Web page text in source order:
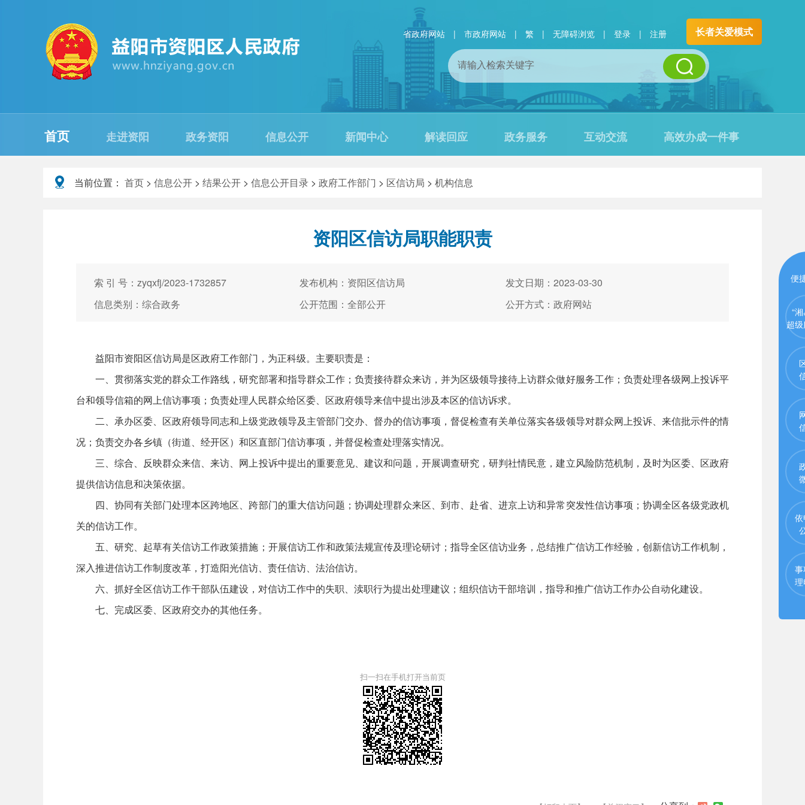
省政府网站 | 市政府网站 | 繁 | 无障碍浏览 | 登录 | 注册 长者关爱模式
首页 走进资阳 政务资阳 信息公开 新闻中心 解读回应 政务服务 互动交流 高效办成一件事
当前位置： 首页 > 信息公开 > 结果公开 > 信息公开目录 > 政府工作部门 > 区信访局 > 机构信息
资阳区信访局职能职责
索 引 号：zyqxfj/2023-1732857 发布机构：资阳区信访局
发文日期：2023-03-30
信息类别：综合政务
公开范围：全部公开 公开方式：政府网站
益阳市资阳区信访局是区政府工作部门，为正科级。主要职责是：
一、贯彻落实党的群众工作路线，研究部署和指导群众工作；负责接待群众来访，并为区级领导接待上访群众做好服务工作；负责处理各级网上投诉平
台和领导信箱的网上信访事项；负责处理人民群众给区委、区政府领导来信中提出涉及本区的信访诉求。
二、承办区委、区政府领导同志和上级党政领导及主管部门交办、督办的信访事项，督促检查有关单位落实各级领导对群众网上投诉、来信批示件的情
况；负责交办各乡镇（街道、经开区）和区直部门信访事项，并督促检查处理落实情况。
三、综合、反映群众来信、来访、网上投诉中提出的重要意见、建议和问题，开展调查研究，研判社情民意，建立风险防范机制，及时为区委、区政府
提供信访信息和决策依据。
四、协同有关部门处理本区跨地区、跨部门的重大信访问题；协调处理群众来区、到市、赴省、进京上访和异常突发性信访事项；协调全区各级党政机
关的信访工作。
五、研究、起草有关信访工作政策措施；开展信访工作和政策法规宣传及理论研讨；指导全区信访业务，总结推广信访工作经验，创新信访工作机制，
深入推进信访工作制度改革，打造阳光信访、责任信访、法治信访。
六、抓好全区信访工作干部队伍建设，对信访工作中的失职、渎职行为提出处理建议；组织信访干部培训，指导和推广信访工作办公自动化建设。
七、完成区委、区政府交办的其他任务。
扫一扫在手机打开当前页
便
“
超